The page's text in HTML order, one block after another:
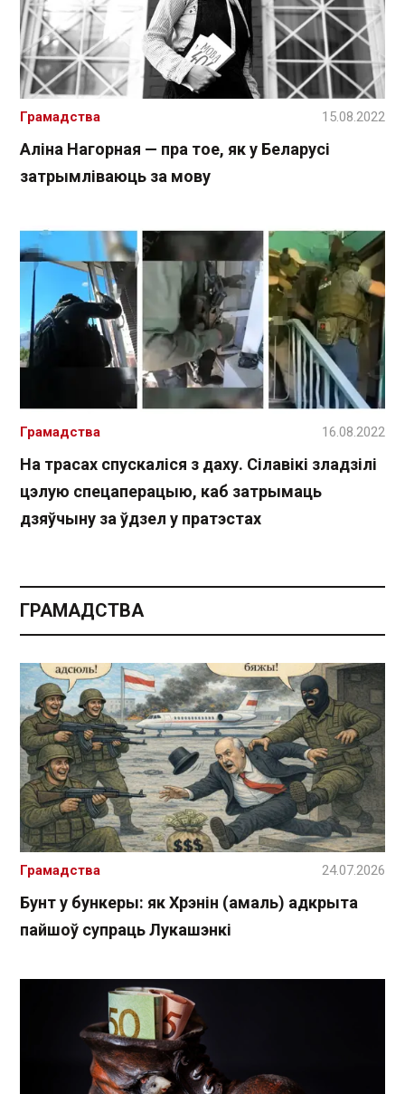
Аліна Нагорная — пра тое, як у Беларусі
затрымліваюць за мову
Грамадства 15.08.2022
На трасах спускаліся з даху. Сілавікі зладзілі
цэлую спецаперацыю, каб затрымаць
дзяўчыну за ўдзел у пратэстах
Грамадства 16.08.2022
ГРАМАДСТВА
Бунт у бункеры: як Хрэнін (амаль) адкрыта
пайшоў супраць Лукашэнкі
Грамадства 24.07.2026